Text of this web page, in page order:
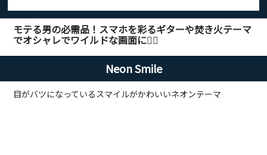
モテる男の必需品！スマホを彩るギターや焚き火テーマ
でオシャレでワイルドな画面に👍🏻
Neon Smile
目がバツになっているスマイルがかわいいネオンテーマ